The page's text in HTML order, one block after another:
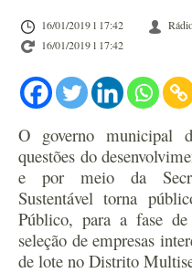
16/01/2019 l 17:42
16/01/2019 l 17:42
O governo municipal
questões do
e por meio da
Sustentável torna
Público, para a fase
seleção de empresas
de lote no Distrito